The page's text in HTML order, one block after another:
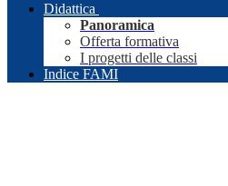
Didattica
Panoramica
Offerta formativa
I progetti delle classi
Indice FAMI